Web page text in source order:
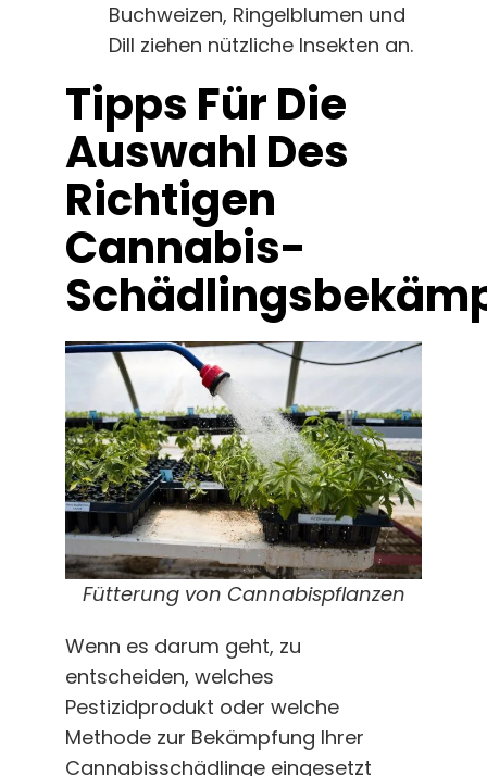
Buchweizen, Ringelblumen und
Dill ziehen nützliche Insekten an.
Tipps Für Die
Auswahl Des
Richtigen
Cannabis-
Fütterung von Cannabispflanzen
Wenn es darum geht, zu
entscheiden, welches
Pestizidprodukt oder welche
Methode zur Bekämpfung Ihrer
Cannabisschädlinge eingesetzt